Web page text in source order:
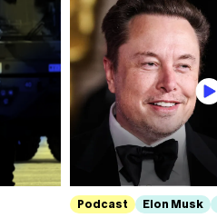
Podcast Elon Musk